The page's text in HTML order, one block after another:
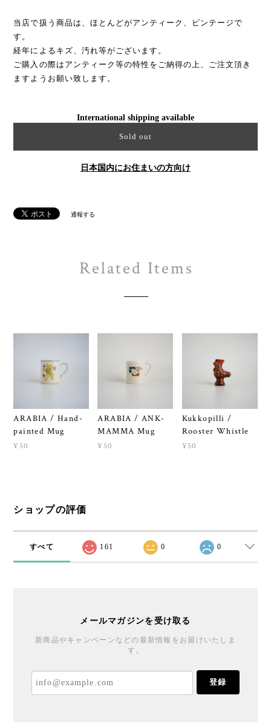
当店で扱う商品は、ほとんどがアンティーク、ビンテージで
す。
経年によるキズ、汚れ等がございます。
ご購入の際はアンティーク等の特性をご納得の上、ご注文頂き
ますようお願い致します。
International shipping available
Sold out
日本国内にお住まいの方向け
通報する
Related Items
ARABIA / Hand-
painted Mug
¥50
ARABIA / ANK-
MAMMA Mug
¥50
Kukkopilli /
Rooster Whistle
¥50
ショップの評価
すべて 161 0 0
メールマガジンを受け取る
新商品やキャンペーンなどの最新情報をお届けいたしま
す。
登録